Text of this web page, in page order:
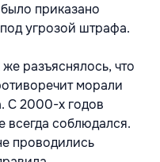
приказано
угрозой штрафа.
разъяснялось, что
морали
С 2000-х годов
всегда соблюдался.
проводились